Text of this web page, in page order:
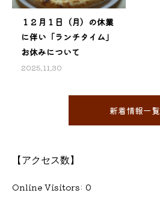
１２月１日（月）の休業
に伴い「ランチタイム」
お休みについて
2025.11.30
新着情報一覧
【アクセス数】
Online Visitors: 0